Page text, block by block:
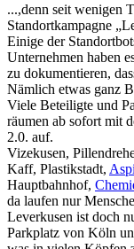
...,denn seit wenigen
Standortkampagne
Einige der
Unternehmen haben
zu dokumentieren,
Nämlich etwas ganz
Viele Beteiligte und
räumen ab sofort mit
2.0. auf.
Vizekusen,
Kaff, Plastikstadt,
Hauptbahnhof,
da laufen nur
Leverkusen ist doch
Parkplatz von Köln